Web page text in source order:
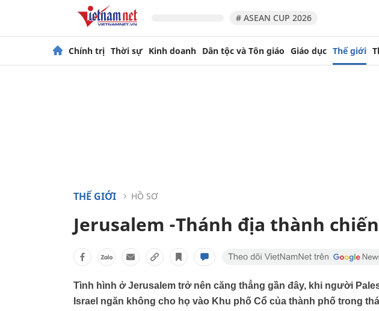
# ASEAN CUP 2026
Chính trị Thời sự Kinh doanh Dân tộc và Tôn giáo Giáo dục Thế giới
THẾ GIỚI HỒ SƠ
Jerusalem -Thánh địa thành
Tình hình ở Jerusalem trở nên căng thẳng gần đây, khi người
Israel ngăn không cho họ vào Khu phố Cổ của thành phố trong